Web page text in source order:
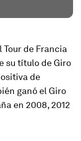
Tour de Francia
su título de Giro
de
ganó el Giro
en 2008, 2012